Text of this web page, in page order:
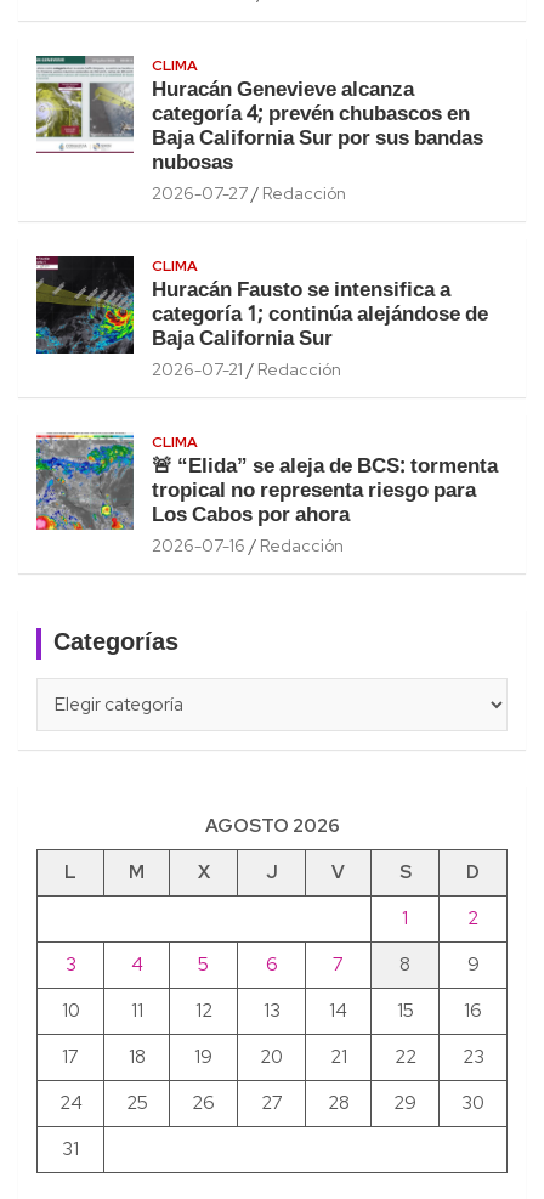
CLIMA
Huracán Genevieve alcanza
categoría 4; prevén chubascos en
Baja California Sur por sus bandas
nubosas
2026-07-27 Redacción
CLIMA
Huracán Fausto se intensifica a
categoría 1; continúa alejándose de
Baja California Sur
2026-07-21 Redacción
CLIMA
🚨 “Elida” se aleja de BCS: tormenta
tropical no representa riesgo para
Los Cabos por ahora
2026-07-16 Redacción
Categorías
AGOSTO 2026
L
M X J V S
D
1
2
3
4 5 6 7 8
9
10
11 12 13 14 15
16
17
18 19 20 21 22
23
24
25 26 27 28 29
30
31